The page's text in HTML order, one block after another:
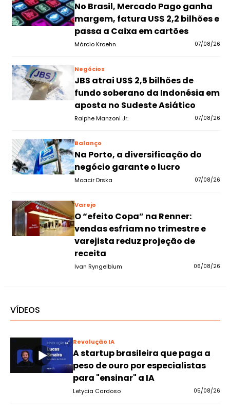
No Brasil, Mercado Pago ganha
margem, fatura US$ 2,2 bilhões e
passa a Caixa em cartões
Márcio Kroehn 07/08/26
Negócios
JBS atrai US$ 2,5 bilhões de
fundo soberano da Indonésia em
aposta no Sudeste Asiático
Ralphe Manzoni Jr. 07/08/26
Balanço
Na Porto, a diversificação do
negócio garante o lucro
Moacir Drska 07/08/26
Varejo
O “efeito Copa” na Renner:
vendas esfriam no trimestre e
varejista reduz projeção de
receita
Ivan Ryngelblum 06/08/26
VÍDEOS
Revolução IA
A startup brasileira que paga a
peso de ouro por especialistas
para "ensinar" a IA
Letycia Cardoso 05/08/26